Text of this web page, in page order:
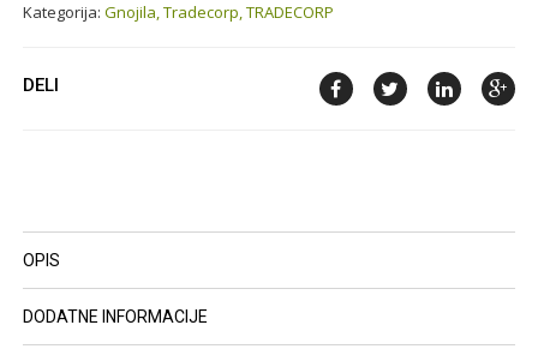
Kategorija:Gnojila,Tradecorp,TRADECORP
DELI
OPIS
DODATNE INFORMACIJE